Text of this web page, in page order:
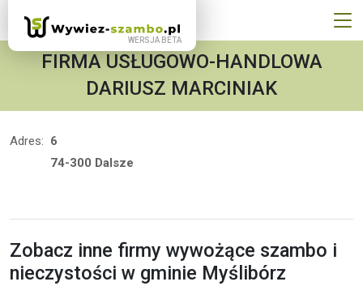
FIRMA USŁUGOWO-HANDLOWA
DARIUSZ MARCINIAK
Adres: 6
74-300 Dalsze
Zobacz inne firmy wywożące szambo i
nieczystości w gminie Myślibórz